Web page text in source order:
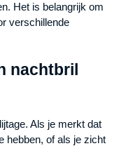
Het is belangrijk om
verschillende
nachtbril
Als je merkt dat
hebben, of als je zicht